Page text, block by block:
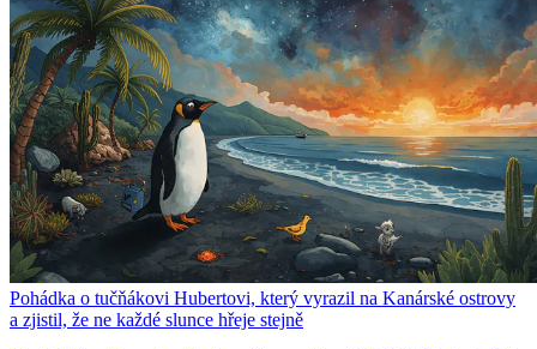
Pohádka o tučňákovi Hubertovi, který vyrazil na Kanárské ostrovy
a zjistil, že ne každé slunce hřeje stejně